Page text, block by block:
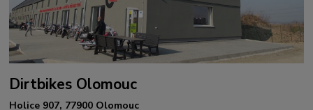
Dirtbikes Olomouc
Holice 907, 77900 Olomouc